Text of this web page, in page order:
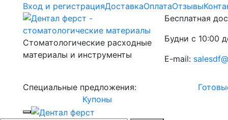
Вход и регистрацияДоставкаОплатаОтзывы
Стоматологические расходные
материалы и инструменты
Бесплатная
Будни с 10:00
E-mail:
Специальные предложения:
Купоны